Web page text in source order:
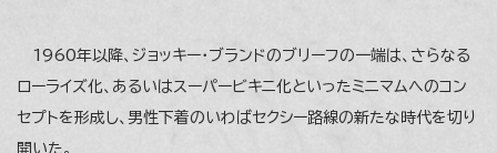
1960年以降、ジョッキー・ブランドのブリーフの一端は、さらなる
ローライズ化、あるいはスーパービキニ化といったミニマムへのコン
セプトを形成し、男性下着のいわばセクシー路線の新たな時代を切り
開いた。